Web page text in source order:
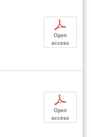
p
Open
access
p
Open
access